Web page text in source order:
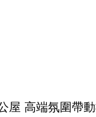
屋 高端氛圍帶